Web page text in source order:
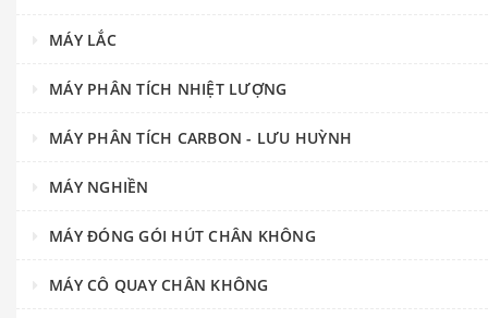
MÁY LẮC
MÁY PHÂN TÍCH NHIỆT LƯỢNG
MÁY PHÂN TÍCH CARBON - LƯU HUỲNH
MÁY NGHIỀN
MÁY ĐÓNG GÓI HÚT CHÂN KHÔNG
MÁY CÔ QUAY CHÂN KHÔNG